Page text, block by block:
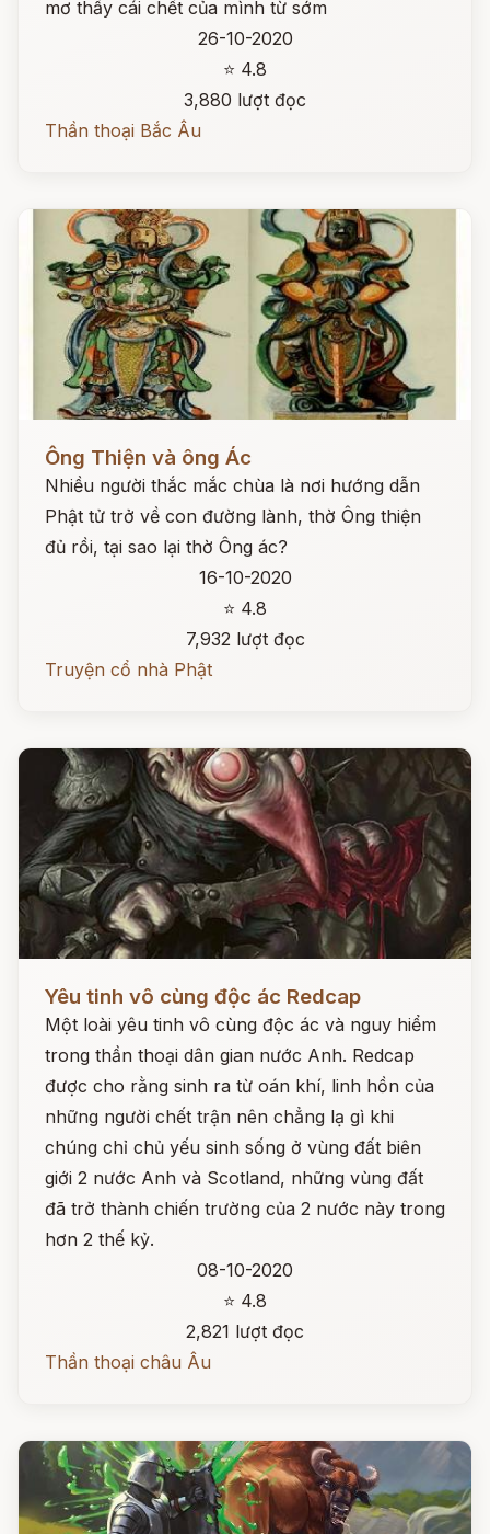
mơ thấy cái chết của mình từ sớm
26-10-2020
⭐ 4.8
3,880 lượt đọc
Thần thoại Bắc Âu
Đọc ngay
Ông Thiện và ông Ác
Nhiều người thắc mắc chùa là nơi hướng dẫn
Phật tử trở về con đường lành, thờ Ông thiện
đủ rồi, tại sao lại thờ Ông ác?
16-10-2020
⭐ 4.8
7,932 lượt đọc
Truyện cổ nhà Phật
Yêu tinh vô cùng độc ác Redcap
Một loài yêu tinh vô cùng độc ác và nguy hiểm
trong thần thoại dân gian nước Anh. Redcap
được cho rằng sinh ra từ oán khí, linh hồn của
những người chết trận nên chẳng lạ gì khi
chúng chỉ chủ yếu sinh sống ở vùng đất biên
giới 2 nước Anh và Scotland, những vùng đất
đã trở thành chiến trường của 2 nước này trong
hơn 2 thế kỷ.
08-10-2020
⭐ 4.8
2,821 lượt đọc
Thần thoại châu Âu